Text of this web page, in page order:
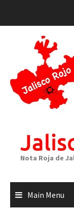
Nota Roja de
Main Menu